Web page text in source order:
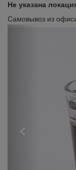
Не указана
Самовывоз из